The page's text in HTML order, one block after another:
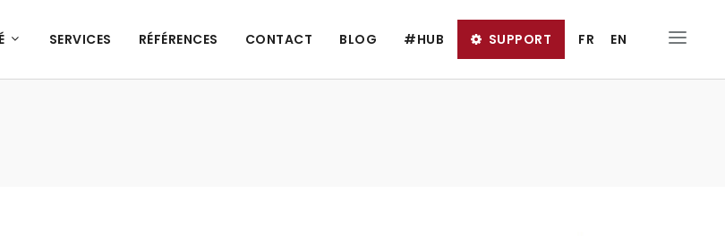
SERVICES RÉFÉRENCES CONTACT BLOG #HUB SUPPORT FR EN